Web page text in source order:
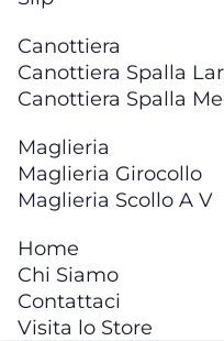
Canottiera
Canottiera Spalla
Canottiera Spalla
Maglieria
Maglieria Girocollo
Maglieria Scollo A V
Home
Chi Siamo
Contattaci
Visita lo Store